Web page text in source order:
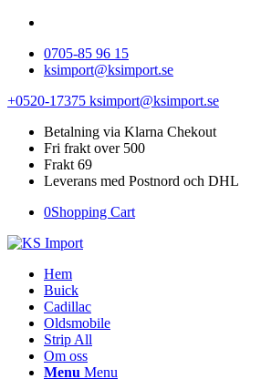
0705-85 96 15
ksimport@ksimport.se
+0520-17375 ksimport@ksimport.se
Betalning via Klarna Chekout
Fri frakt over 500
Frakt 69
Leverans med Postnord och DHL
0Shopping Cart
Hem
Buick
Cadillac
Oldsmobile
Strip All
Om oss
Menu Menu